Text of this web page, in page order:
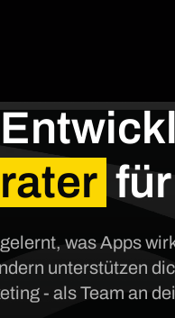
was Apps
unterstützen
- als Team an